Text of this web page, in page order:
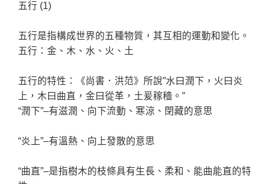
五行 (1)
五行是指構成世界的五種物質，其互相的運動和變化。
五行：金、木、水、火、土
五行的特性：《尚書．洪范》所說”水曰潤下，火曰炎
上，木曰曲直，金曰從革，土爰稼穡。”
“潤下”–有滋潤、向下流動、寒涼、閉藏的意思
“炎上”–有溫熱、向上發散的意思
“曲直”–是指樹木的枝條具有生長、柔和、能曲能直的特